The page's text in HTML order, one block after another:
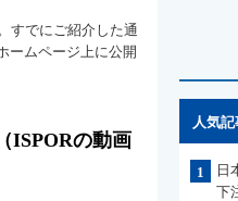
すでにご紹介した通
ームページ上に公開
ISPORの動画
人気
1
日
下